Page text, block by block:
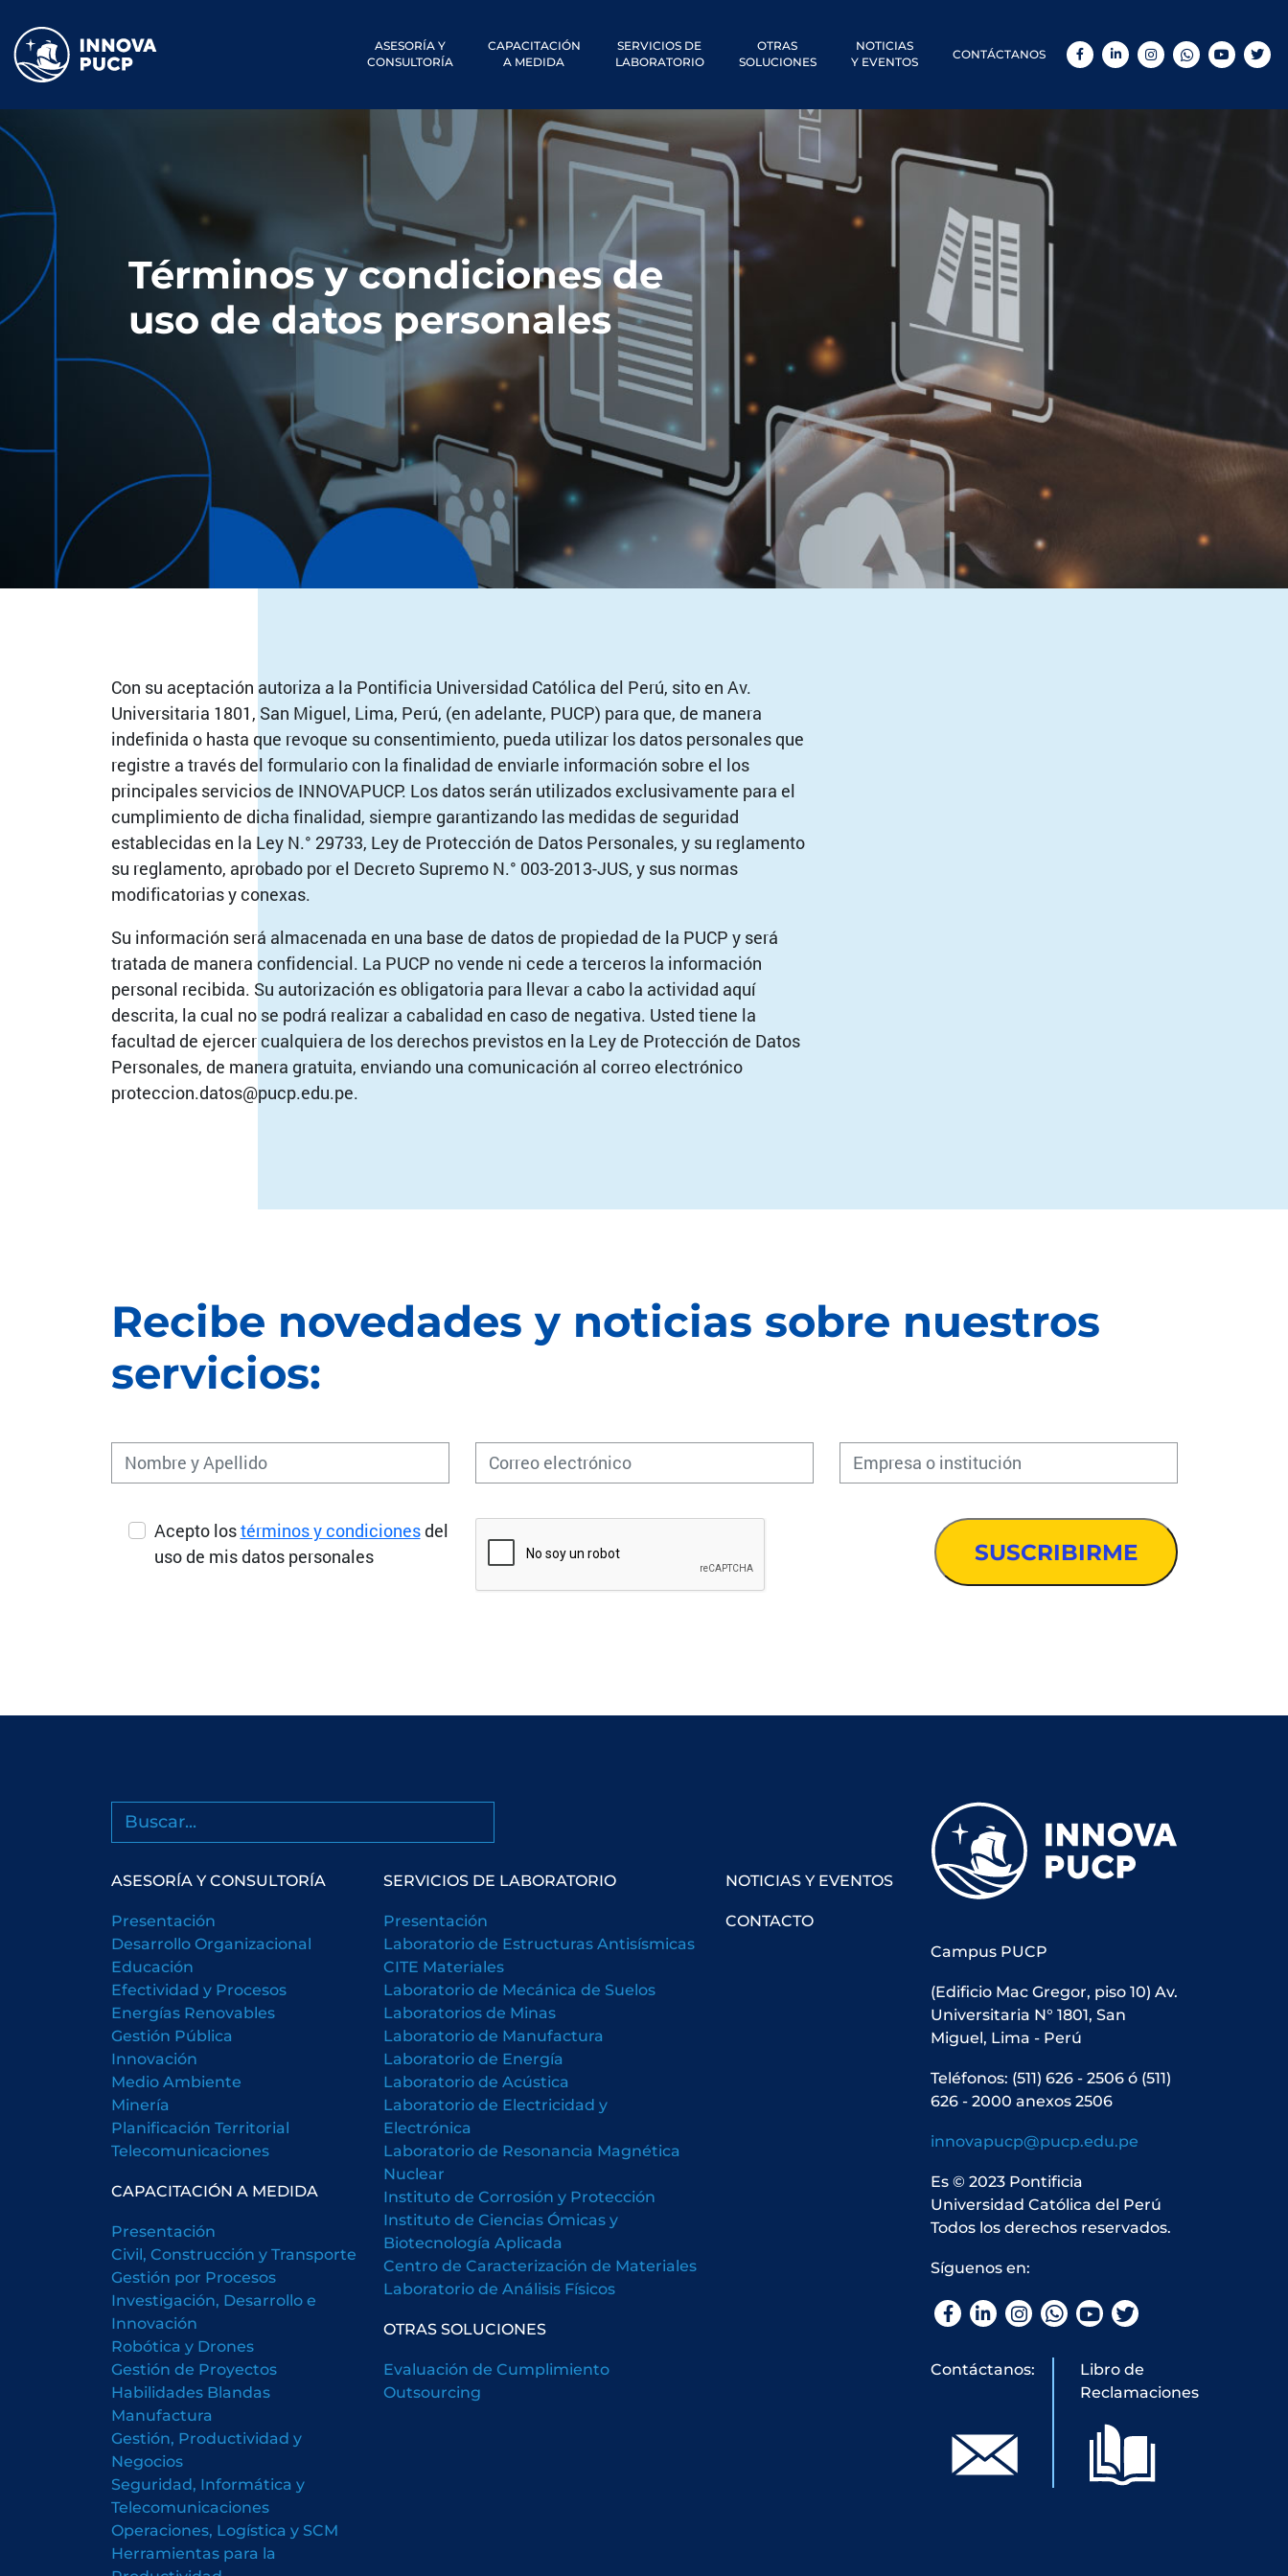
ASESORÍA Y
CONSULTORÍA
CAPACITACIÓN
A MEDIDA
SERVICIOS DE
LABORATORIO
OTRAS
SOLUCIONES
NOTICIAS
Y EVENTOS
CONTÁCTANOS FacebookLinkedInInstagramWhatsAppYouTube
Términos y condiciones de
uso de datos personales
Con su aceptación autoriza a la Pontificia Universidad Católica del Perú, sito en Av.
Universitaria 1801, San Miguel, Lima, Perú, (en adelante, PUCP) para que, de manera
indefinida o hasta que revoque su consentimiento, pueda utilizar los datos personales que
registre a través del formulario con la finalidad de enviarle información sobre el los
principales servicios de INNOVAPUCP. Los datos serán utilizados exclusivamente para el
cumplimiento de dicha finalidad, siempre garantizando las medidas de seguridad
establecidas en la Ley N.° 29733, Ley de Protección de Datos Personales, y su reglamento
su reglamento, aprobado por el Decreto Supremo N.° 003-2013-JUS, y sus normas
modificatorias y conexas.
Su información será almacenada en una base de datos de propiedad de la PUCP y será
tratada de manera confidencial. La PUCP no vende ni cede a terceros la información
personal recibida. Su autorización es obligatoria para llevar a cabo la actividad aquí
descrita, la cual no se podrá realizar a cabalidad en caso de negativa. Usted tiene la
facultad de ejercer cualquiera de los derechos previstos en la Ley de Protección de Datos
Personales, de manera gratuita, enviando una comunicación al correo electrónico
proteccion.datos@pucp.edu.pe.
Recibe novedades y noticias sobre nuestros
servicios:
Acepto lostérminos y condicionesdel
uso de mis datos personales
Buscar
ASESORÍA Y CONSULTORÍA
Presentación
Desarrollo Organizacional
Educación
Efectividad y Procesos
Energías Renovables
Gestión Pública
Innovación
Medio Ambiente
Minería
Planificación Territorial
Telecomunicaciones
CAPACITACIÓN A MEDIDA
Presentación
Civil, Construcción y Transporte
Gestión por Procesos
Investigación, Desarrollo e
Innovación
Robótica y Drones
Gestión de Proyectos
Habilidades Blandas
Manufactura
Gestión, Productividad y
Negocios
Seguridad, Informática y
Telecomunicaciones
Operaciones, Logística y SCM
Herramientas para la
SERVICIOS DE LABORATORIO
Presentación
Laboratorio de Estructuras Antisísmicas
CITE Materiales
Laboratorio de Mecánica de Suelos
Laboratorios de Minas
Laboratorio de Manufactura
Laboratorio de Energía
Laboratorio de Acústica
Laboratorio de Electricidad y
Electrónica
Laboratorio de Resonancia Magnética
Nuclear
Instituto de Corrosión y Protección
Instituto de Ciencias Ómicas y
Biotecnología Aplicada
Centro de Caracterización de Materiales
Laboratorio de Análisis Físicos
OTRAS SOLUCIONES
Evaluación de Cumplimiento
Outsourcing
NOTICIAS Y EVENTOS
CONTACTO
Campus PUCP
(Edificio Mac Gregor, piso 10) Av.
Universitaria N° 1801, San
Miguel, Lima - Perú
Teléfonos: (511) 626 - 2506 ó (511)
626 - 2000 anexos 2506
innovapucp@pucp.edu.pe
Es © 2023 Pontificia
Universidad Católica del Perú
Todos los derechos reservados.
Síguenos en:
Facebook
LinkedInInstagram
WhatsApp
YouTubeTwitter
Contáctanos:
Libro de
Reclamaciones